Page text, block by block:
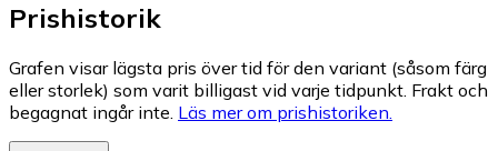
Prishistorik
Grafen visar lägsta pris över tid för den variant (såsom färg
eller storlek) som varit billigast vid varje tidpunkt. Frakt och
begagnat ingår inte. Läs mer om prishistoriken.